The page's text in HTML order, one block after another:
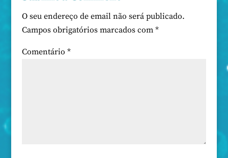
O seu endereço de email não será publicado.
Campos obrigatórios marcados com *
Comentário *